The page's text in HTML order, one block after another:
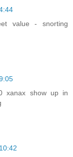
value - snorting
xanax show up in